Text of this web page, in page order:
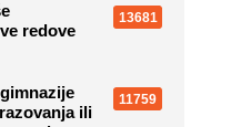
redove
13681
ili
11759